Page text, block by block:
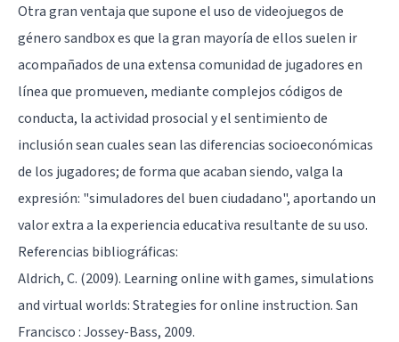
Otra gran ventaja que supone el uso de videojuegos de
género sandbox es que la gran mayoría de ellos suelen ir
acompañados de una extensa comunidad de jugadores en
línea que promueven, mediante complejos códigos de
conducta, la actividad prosocial y el sentimiento de
inclusión sean cuales sean las diferencias socioeconómicas
de los jugadores; de forma que acaban siendo, valga la
expresión: "simuladores del buen ciudadano", aportando un
valor extra a la experiencia educativa resultante de su uso.
Referencias bibliográficas:
Aldrich, C. (2009). Learning online with games, simulations
and virtual worlds: Strategies for online instruction. San
Francisco : Jossey-Bass, 2009.